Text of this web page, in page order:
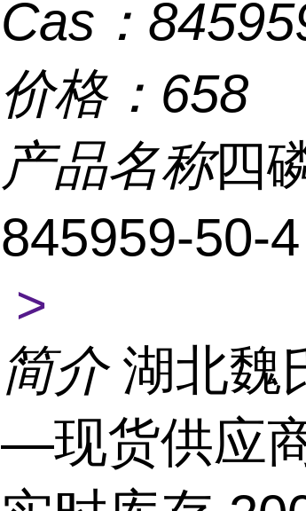
Cas：
价格： 658
产品名称四
845959-50-4
>
简介 湖北魏
—现货供应